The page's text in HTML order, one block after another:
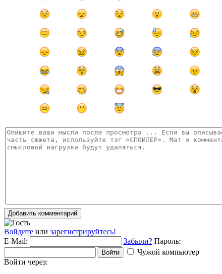
Добавить комментарий
Войдите или зарегистрируйтесь!
E-Mail:
Забыли? Пароль:
Войти
Чужой компьютер
Войти через: